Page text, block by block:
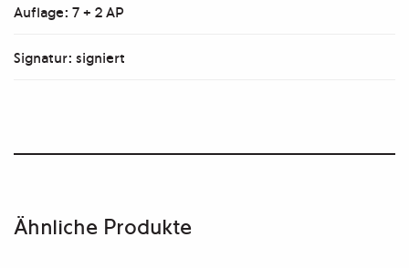
Auflage: 7 + 2 AP
Signatur: signiert
Ähnliche Produkte